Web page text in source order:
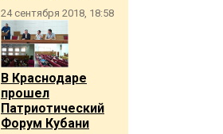
24 сентября 2018, 18:58
В Краснодаре
прошел
Патриотический
Форум Кубани